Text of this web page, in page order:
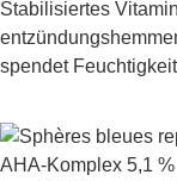
Stabilisiertes
spendet
AHA-Komplex 5,1 %